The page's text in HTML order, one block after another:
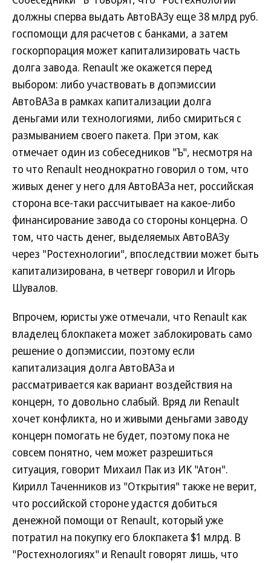
должны сперва выдать АвтоВАЗу еще 38 млрд руб.
госпомощи для расчетов с банками, а затем
госкорпорация может капитализировать часть
долга завода. Renault же окажется перед
выбором: либо участвовать в допэмиссии
АвтоВАЗа в рамках капитализации долга
деньгами или технологиями, либо смириться с
размыванием своего пакета. При этом, как
отмечает один из собеседников "Ъ", несмотря на
то что Renault неоднократно говорил о том, что
живых денег у него для АвтоВАЗа нет, российская
сторона все-таки рассчитывает на какое-либо
финансирование завода со стороны концерна. О
том, что часть денег, выделяемых АвтоВАЗу
через "Ростехнологии", впоследствии может быть
капитализирована, в четверг говорил и Игорь
Шувалов.
Впрочем, юристы уже отмечали, что Renault как
владелец блокпакета может заблокировать само
решение о допэмиссии, поэтому если
капитализация долга АвтоВАЗа и
рассматривается как вариант воздействия на
концерн, то довольно слабый. Вряд ли Renault
хочет конфликта, но и живыми деньгами заводу
концерн помогать не будет, поэтому пока не
совсем понятно, чем может разрешиться
ситуация, говорит Михаил Пак из ИК "Атон".
Кирилл Таченников из "Открытия" также не верит,
что российской стороне удастся добиться
денежной помощи от Renault, который уже
потратил на покупку его блокпакета $1 млрд. В
"Ростехнологиях" и Renault говорят лишь, что